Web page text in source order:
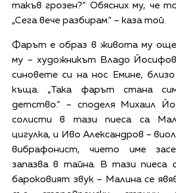
такъв грозен?“ Обясних му, че
„Сега вече разбирам.“ – каза той.
Фарът е образ в живота му
му – художникът Владо
синовете си на нос Емине,
къща. „Така фарът стана
детство.“ – споделя Михаил
солисти в тази пиеса са
цигулка, и Иво Александров –
вибрафонист, чието име
запазва в тайна. В тази пиеса
бароковият звук – Малина се